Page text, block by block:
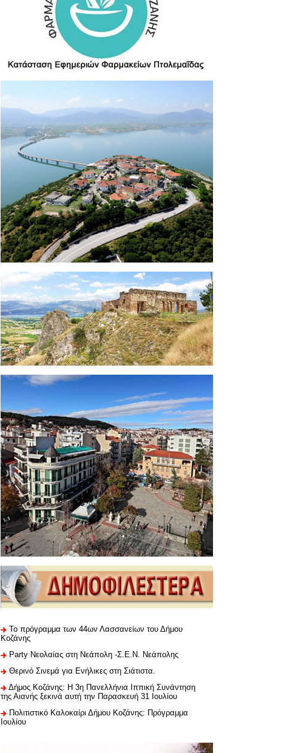
Το πρόγραμμα των 44ων Λασσανείων του Δήμου
Κοζάνης
Party Νεολαίας στη Νεάπολη -Σ.Ε.Ν. Νεάπολης
Θερινό Σινεμά για Ενήλικες στη Σιάτιστα.
Δήμος Κοζάνης: Η 3η Πανελλήνια Ιππική Συνάντηση
της Αιανής ξεκινά αυτή την Παρασκευή 31 Ιουλίου
Πολιτιστικό Καλοκαίρι Δήμου Κοζάνης: Πρόγραμμα
Ιουλίου